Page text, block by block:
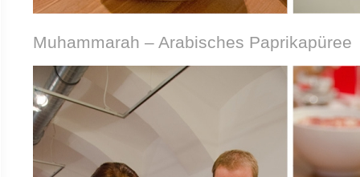
Muhammarah – Arabisches Paprikapüree